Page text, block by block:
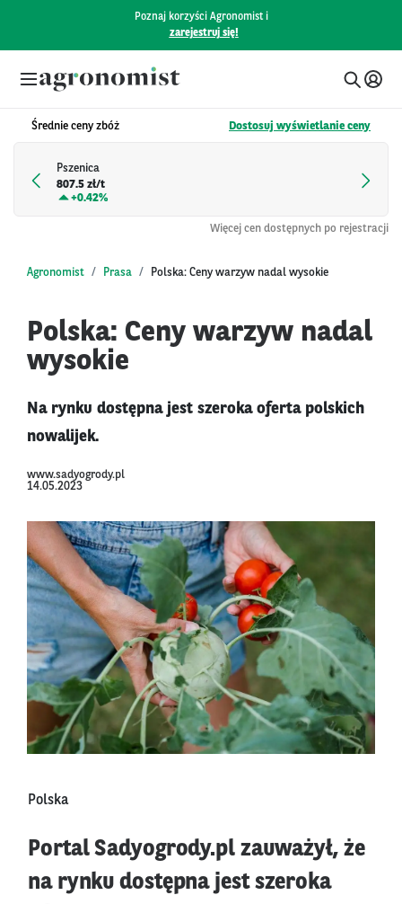
Poznaj korzyści Agronomist i
zarejestruj się!
Średnie ceny zbóż Dostosuj wyświetlanie ceny
Pszenica
807.5 zł/t
+0.42%
Więcej cen dostępnych po rejestracji
Agronomist Prasa Polska: Ceny warzyw nadal wysokie
Polska: Ceny warzyw nadal
wysokie
Na rynku dostępna jest szeroka oferta polskich
nowalijek.
www.sadyogrody.pl
14.05.2023
Polska
Portal Sadyogrody.pl zauważył, że
na rynku dostępna jest szeroka